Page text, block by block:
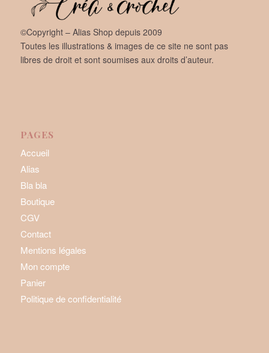
©Copyright – Alias Shop depuis 2009
Toutes les illustrations & images de ce site ne sont pas
libres de droit et sont soumises aux droits d’auteur.
PAGES
Accueil
Alias
Bla bla
Boutique
CGV
Contact
Mentions légales
Mon compte
Panier
Politique de confidentialité